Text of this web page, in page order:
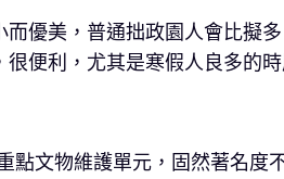
優美，普通拙政園人會比擬
便利，尤其是寒假人良多的時
點文物維護單元，固然著名